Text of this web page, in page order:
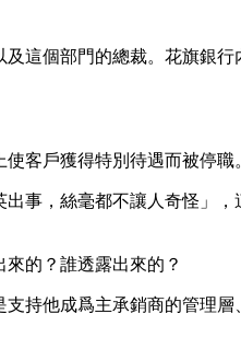
這個部門的總裁。花旗銀
客戶獲得特別待遇而被停職
事，絲毫都不讓人奇怪」
的？誰透露出來的？
持他成爲主承銷商的管理